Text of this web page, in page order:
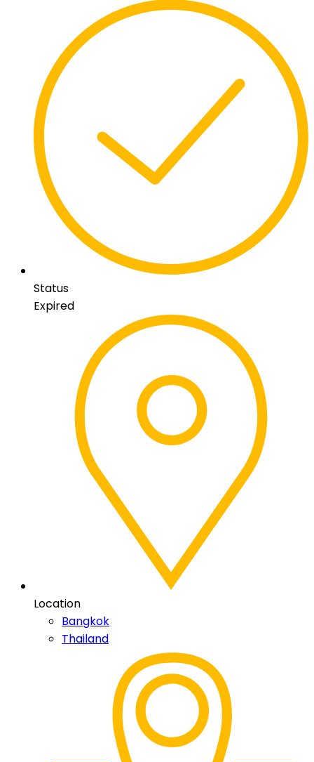
Status
Expired
Location
Bangkok
Thailand